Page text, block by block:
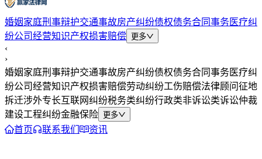
婚姻家庭刑事辩护交通事故房产纠纷债权债务合同事务医疗纠
纷公司经营知识产权损害赔偿 更多
‹
›
婚姻家庭刑事辩护交通事故房产纠纷债权债务合同事务医疗纠
纷公司经营知识产权损害赔偿劳动纠纷工伤赔偿法律顾问征地
拆迁涉外专长互联网纠纷税务类纠纷行政类非诉讼类诉讼仲裁
建设工程纠纷金融保险 更多
首页 联系我们 资讯